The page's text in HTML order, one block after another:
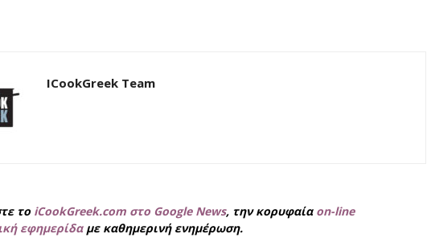
ICookGreek Team
το iCookGreek.com στο Google News, την κορυφαία on-line
εφημερίδαμε καθημερινή ενημέρωση.